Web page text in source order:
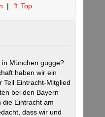
| ⇑ Top
München gugge?
haben wir ein
Teil Eintracht-Mitglied
bei den Bayern
die Eintracht am
dass wir und